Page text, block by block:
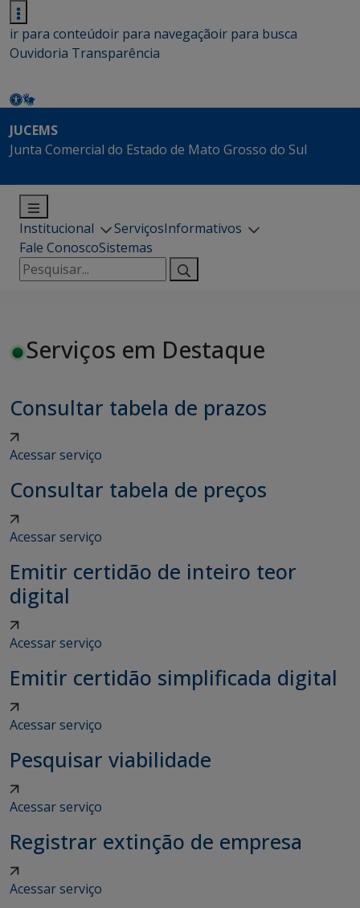
ir para conteúdoir para navegaçãoir para busca
Ouvidoria Transparência
JUCEMS
Junta Comercial do Estado de Mato Grosso do Sul
Institucional ServiçosInformativos
Fale ConoscoSistemas
Pesquisar
por:
Serviços em Destaque
Consultar tabela de prazos
Acessar serviço
Consultar tabela de preços
Acessar serviço
Emitir certidão de inteiro teor
digital
Acessar serviço
Emitir certidão simplificada digital
Acessar serviço
Pesquisar viabilidade
Acessar serviço
Registrar extinção de empresa
Acessar serviço